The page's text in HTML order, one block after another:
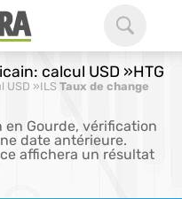
calcul USD »HTG
USD »ILS Taux de change
en Gourde, vérification
date antérieure.
affichera un résultat